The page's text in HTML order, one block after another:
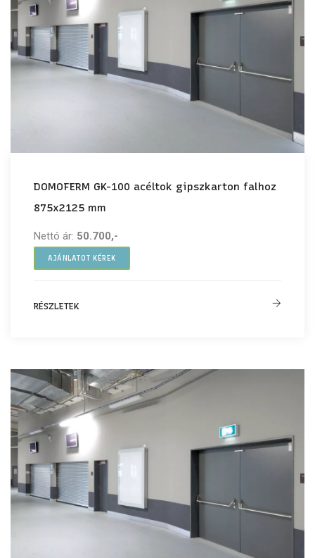
DOMOFERM GK-100 acéltok gipszkarton falhoz
875x2125 mm
Nettó ár: 50.700,-
AJÁNLATOT KÉREK
RÉSZLETEK